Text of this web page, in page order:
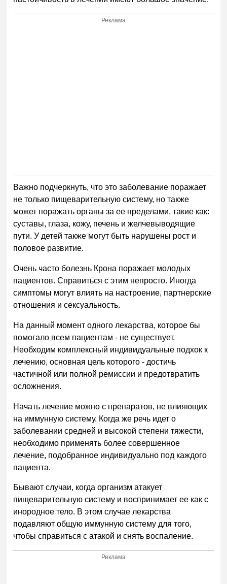
Реклама
Важно подчеркнуть, что это заболевание поражает
не только пищеварительную систему, но также
может поражать органы за ее пределами, такие как:
суставы, глаза, кожу, печень и желчевыводящие
пути. У детей также могут быть нарушены рост и
половое развитие.
Очень часто болезнь Крона поражает молодых
пациентов. Справиться с этим непросто. Иногда
симптомы могут влиять на настроение, партнерские
отношения и сексуальность.
На данный момент одного лекарства, которое бы
помогало всем пациентам - не существует.
Необходим комплексный индивидуальные подхок к
лечению, основная цель которого - достичь
частичной или полной ремиссии и предотвратить
осложнения.
Начать лечение можно с препаратов, не влияющих
на иммунную систему. Когда же речь идет о
заболевании средней и высокой степени тяжести,
необходимо применять более совершенное
лечение, подобранное индивидуально под каждого
пациента.
Бывают случаи, когда организм атакует
пищеварительную систему и воспринимает ее как с
инородное тело. В этом случае лекарства
подавляют общую иммунную систему для того,
чтобы справиться с атакой и снять воспаление.
Реклама